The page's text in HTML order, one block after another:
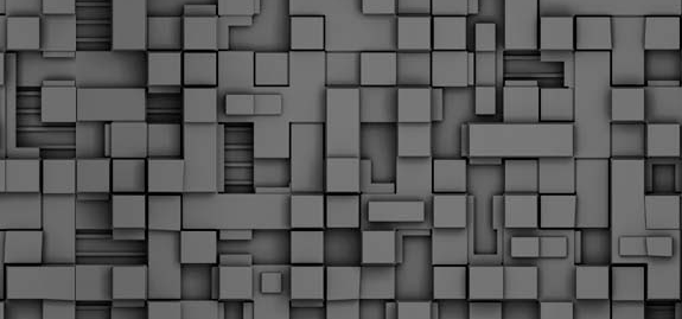
FEB
18
ΣτΕ: Οριστική απόρριψη της επαναφοράς του 13ου
και 14ου μισθού για τους δημοσίους υπαλλήλους
Με την απόφαση αυτή, το ΣτΕ απορρίπτει οριστικά τις
αξιώσεις των δημοσίων υπαλλήλων για επαναφορά των
δώρων, επικυρώνοντας την τρέχουσα κατάσταση παρά τις
αντιδράσεις της ΑΔΕΔΥ
Το ΣτΕ απέρριψε οριστικά την προσφυγή της ΑΔΕΔΥ και ενός
εκπαιδευτικού για την επαναφορά των δώρων Χριστουγέννων,
Πάσχα και θερινής άδειας (13ος και 14ος μισθός) στους
εργαζόμενους του δημόσιου τομέα, κλείνοντας μια μακρά
διαμάχη δεκαετιών που αφορούσε τις μνημονιακές περικοπές.